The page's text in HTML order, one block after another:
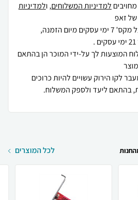
למדיניות המשלוחים, ולמדיניות
של זאפ
מיום הזמנה,
.
המוצעות לך על-ידי המוכר הן בהתאם
לקו הירוק עשויים להיות כרוכים
בהתאם ליעד ולספק המשלוח.
לכל המוצרים